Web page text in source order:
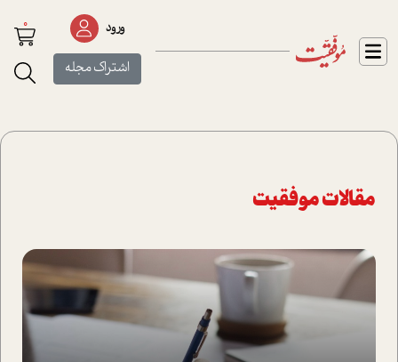
ورود
اشتراک مجله
0
مقالات موفقیت